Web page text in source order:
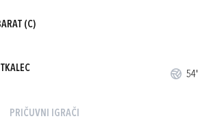
(C)
54'
PRIČUVNI IGRAČI